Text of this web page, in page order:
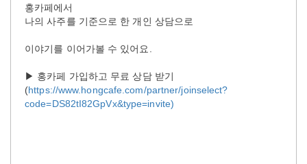
홍카페에서
나의 사주를 기준으로 한 개인 상담으로
이야기를 이어가볼 수 있어요.
▶ 홍카페 가입하고 무료 상담 받기
(https://www.hongcafe.com/partner/joinselect?
code=DS82tI82GpVx&type=invite)